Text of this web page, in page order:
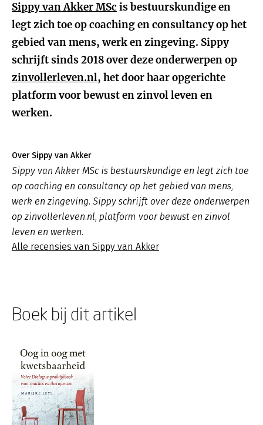
Sippy van Akker MSc is bestuurskundige en
legt zich toe op coaching en consultancy op het
gebied van mens, werk en zingeving. Sippy
schrijft sinds 2018 over deze onderwerpen op
zinvollerleven.nl, het door haar opgerichte
platform voor bewust en zinvol leven en
werken.
Over Sippy van Akker
Sippy van Akker MSc is bestuurskundige en legt zich toe
op coaching en consultancy op het gebied van mens,
werk en zingeving. Sippy schrijft over deze onderwerpen
op zinvollerleven.nl, platform voor bewust en zinvol
leven en werken.
Alle recensies van Sippy van Akker
Boek bij dit artikel